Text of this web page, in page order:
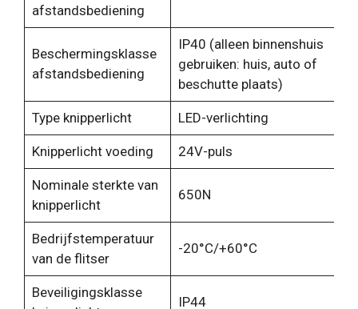
afstandsbediening
Beschermingsklasse
afstandsbediening
IP40 (alleen binnenshuis
gebruiken: huis, auto of
beschutte plaats)
Type knipperlicht LED-verlichting
Knipperlicht voeding 24V-puls
Nominale sterkte van
knipperlicht
650N
Bedrijfstemperatuur
van de flitser
-20°C/+60°C
Beveiligingsklasse
IP44